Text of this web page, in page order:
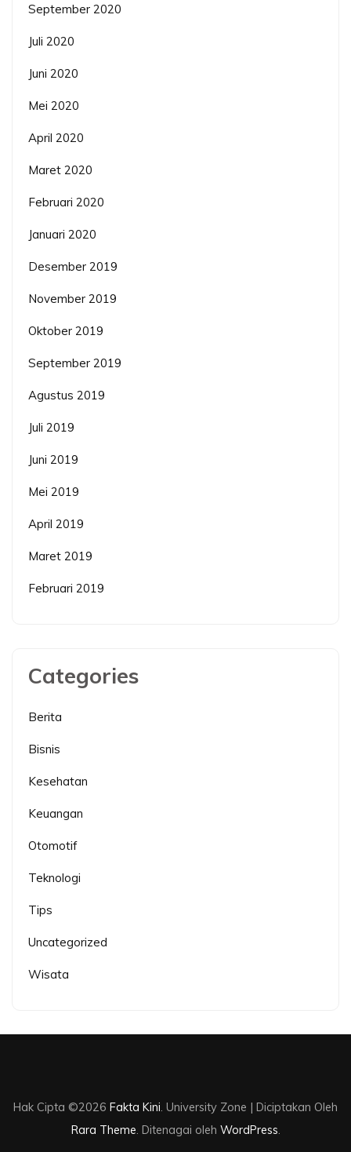
September 2020
Juli 2020
Juni 2020
Mei 2020
April 2020
Maret 2020
Februari 2020
Januari 2020
Desember 2019
November 2019
Oktober 2019
September 2019
Agustus 2019
Juli 2019
Juni 2019
Mei 2019
April 2019
Maret 2019
Februari 2019
Categories
Berita
Bisnis
Kesehatan
Keuangan
Otomotif
Teknologi
Tips
Uncategorized
Wisata
Hak Cipta ©2026 Fakta Kini. University Zone | Diciptakan Oleh
Rara Theme. Ditenagai oleh WordPress.